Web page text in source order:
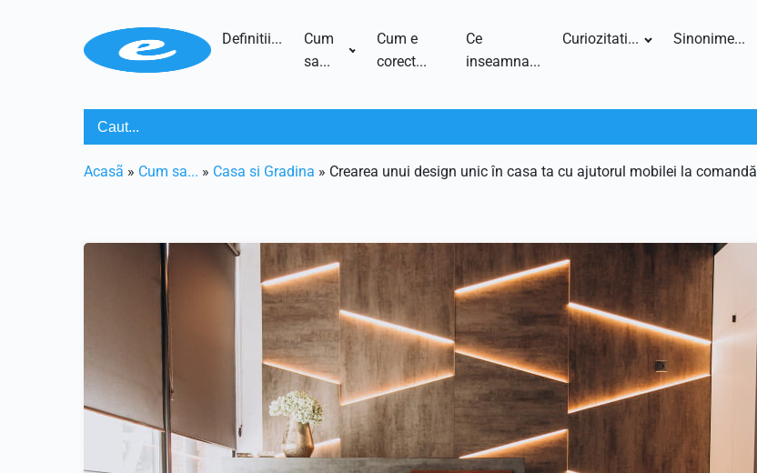
Definitii...
Cum
sa...
Cum e
corect...
Ce
inseamna...
Curiozitati... Sinonime...
Acasã » Cum sa... » Casa si Gradina » Crearea unui design unic în casa ta cu ajutorul mobilei la comandă